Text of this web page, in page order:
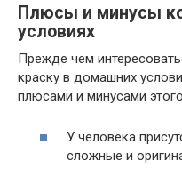
Плюсы и минусы
условиях
Прежде чем
краску в домашних
плюсами и минусами
У человека
сложные и